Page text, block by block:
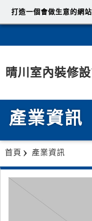
晴川室內裝修
產業資訊
首頁 產業資訊
打造一個會做生意的網